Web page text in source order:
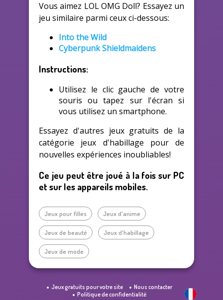
Vous aimez LOL OMG Doll? Essayez un
jeu similaire parmi ceux ci-dessous:
Into the Wild
Cyberpunk Shieldmaidens
Instructions:
Utilisez le clic gauche de votre
souris ou tapez sur l'écran si
vous utilisez un smartphone.
Essayez d'autres jeux gratuits de la
catégorie jeux d'habillage pour de
nouvelles expériences inoubliables!
Ce jeu peut être joué à la fois sur PC
et sur les appareils mobiles.
Jeux pour filles Jeux d'anime
Jeux de beauté Jeux d'habillage
Jeux de mode
Jeux gratuits pour votre site
Nous contacter
Politique de confidentialité